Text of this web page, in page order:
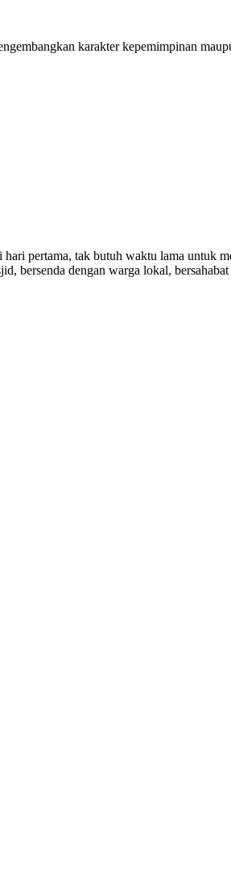
karakter kepemimpinan
pertama, tak butuh waktu lama untuk
bersenda dengan warga lokal,